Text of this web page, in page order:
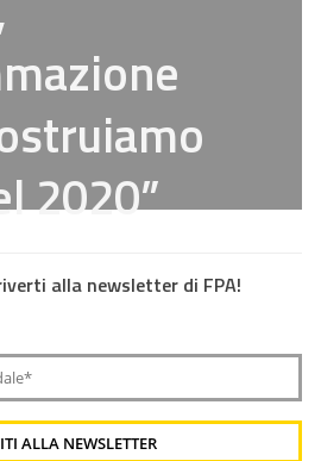
2020”
alla newsletter di FPA!